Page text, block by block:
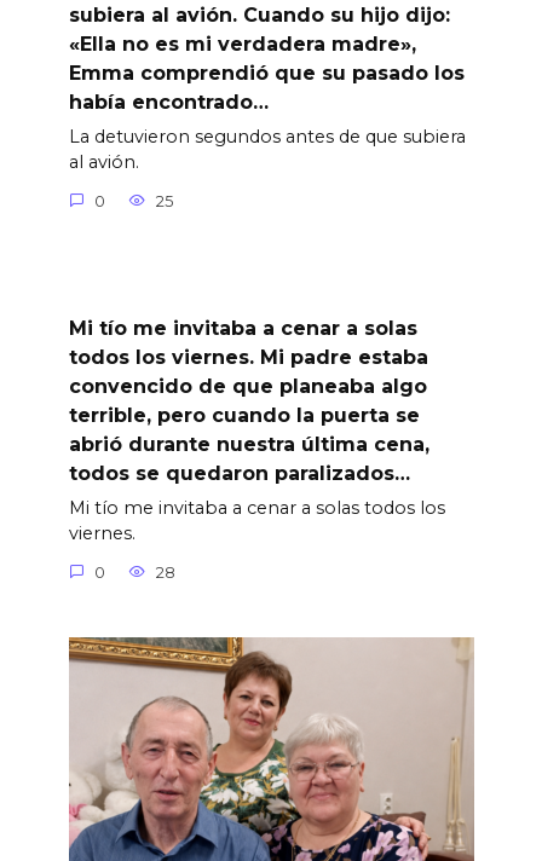
subiera al avión. Cuando su hijo dijo:
«Ella no es mi verdadera madre»,
Emma comprendió que su pasado los
había encontrado…
La detuvieron segundos antes de que subiera
al avión.
0 25
Mi tío me invitaba a cenar a solas
todos los viernes. Mi padre estaba
convencido de que planeaba algo
terrible, pero cuando la puerta se
abrió durante nuestra última cena,
todos se quedaron paralizados…
Mi tío me invitaba a cenar a solas todos los
viernes.
0 28